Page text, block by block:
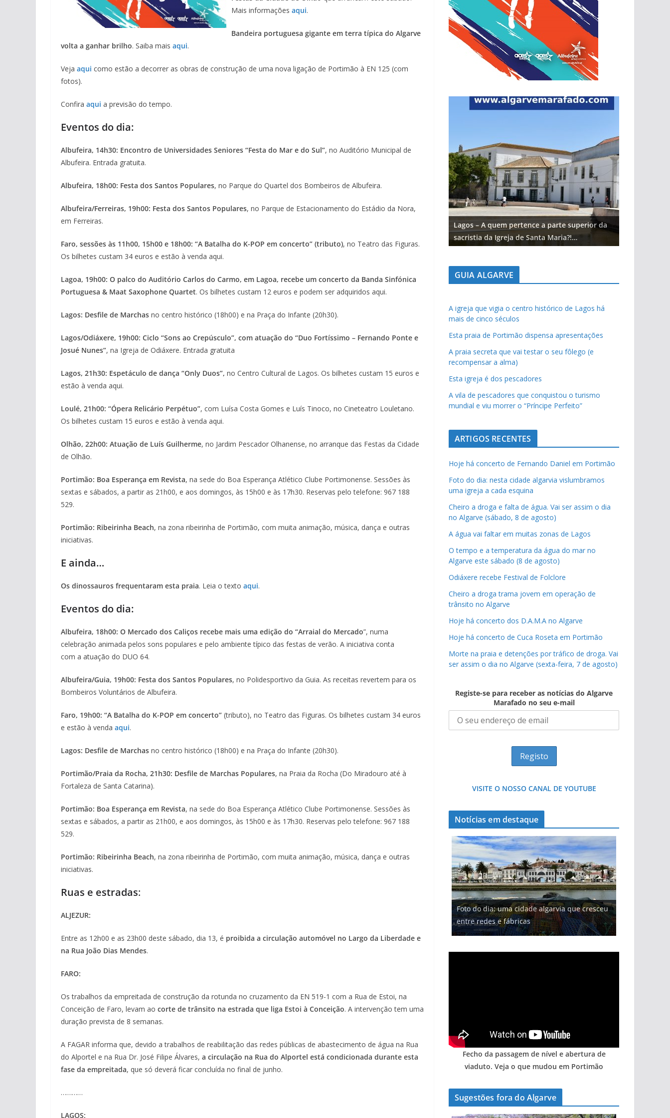
Mais informações aqui.
Bandeira portuguesa gigante em terra típica do Algarve
volta a ganhar brilho. Saiba mais aqui.
Veja aqui como estão a decorrer as obras de construção de uma nova ligação de Portimão à EN 125 (com
fotos).
Confira aqui a previsão do tempo.
Eventos do dia:
Albufeira, 14h30: Encontro de Universidades Seniores “Festa do Mar e do Sul”, no Auditório Municipal de
Albufeira. Entrada gratuita.
Albufeira, 18h00: Festa dos Santos Populares, no Parque do Quartel dos Bombeiros de Albufeira.
Albufeira/Ferreiras, 19h00: Festa dos Santos Populares, no Parque de Estacionamento do Estádio da Nora,
em Ferreiras.
Faro, sessões às 11h00, 15h00 e 18h00: “A Batalha do K-POP em concerto” (tributo), no Teatro das Figuras.
Os bilhetes custam 34 euros e estão à venda aqui.
Lagoa, 19h00: O palco do Auditório Carlos do Carmo, em Lagoa, recebe um concerto da Banda Sinfónica
Portuguesa & Maat Saxophone Quartet. Os bilhetes custam 12 euros e podem ser adquiridos aqui.
Lagos: Desfile de Marchas no centro histórico (18h00) e na Praça do Infante (20h30).
Lagos/Odiáxere, 19h00: Ciclo “Sons ao Crepúsculo”, com atuação do “Duo Fortíssimo – Fernando Ponte e
Josué Nunes”, na Igreja de Odiáxere. Entrada gratuita
Lagos, 21h30: Espetáculo de dança “Only Duos”, no Centro Cultural de Lagos. Os bilhetes custam 15 euros e
estão à venda aqui.
Loulé, 21h00: “Ópera Relicário Perpétuo”, com Luísa Costa Gomes e Luís Tinoco, no Cineteatro Louletano.
Os bilhetes custam 15 euros e estão à venda aqui.
Olhão, 22h00: Atuação de Luís Guilherme, no Jardim Pescador Olhanense, no arranque das Festas da Cidade
de Olhão.
Portimão: Boa Esperança em Revista, na sede do Boa Esperança Atlético Clube Portimonense. Sessões às
sextas e sábados, a partir as 21h00, e aos domingos, às 15h00 e às 17h30. Reservas pelo telefone: 967 188
529.
Portimão: Ribeirinha Beach, na zona ribeirinha de Portimão, com muita animação, música, dança e outras
iniciativas.
E ainda…
Os dinossauros frequentaram esta praia. Leia o texto aqui.
Eventos do dia:
Albufeira, 18h00: O Mercado dos Caliços recebe mais uma edição do “Arraial do Mercado”, numa
celebração animada pelos sons populares e pelo ambiente típico das festas de verão. A iniciativa conta
com a atuação do DUO 64.
Albufeira/Guia, 19h00: Festa dos Santos Populares, no Polidesportivo da Guia. As receitas revertem para os
Bombeiros Voluntários de Albufeira.
Faro, 19h00: “A Batalha do K-POP em concerto” (tributo), no Teatro das Figuras. Os bilhetes custam 34 euros
e estão à venda aqui.
Lagos: Desfile de Marchas no centro histórico (18h00) e na Praça do Infante (20h30).
Portimão/Praia da Rocha, 21h30: Desfile de Marchas Populares, na Praia da Rocha (Do Miradouro até à
Fortaleza de Santa Catarina).
Portimão: Boa Esperança em Revista, na sede do Boa Esperança Atlético Clube Portimonense. Sessões às
sextas e sábados, a partir as 21h00, e aos domingos, às 15h00 e às 17h30. Reservas pelo telefone: 967 188
529.
Portimão: Ribeirinha Beach, na zona ribeirinha de Portimão, com muita animação, música, dança e outras
iniciativas.
Ruas e estradas:
ALJEZUR:
Entre as 12h00 e as 23h00 deste sábado, dia 13, é proibida a circulação automóvel no Largo da Liberdade e
na Rua João Dias Mendes.
FARO:
Os trabalhos da empreitada de construção da rotunda no cruzamento da EN 519-1 com a Rua de Estoi, na
Conceição de Faro, levam ao corte de trânsito na estrada que liga Estoi à Conceição. A intervenção tem uma
duração prevista de 8 semanas.
A FAGAR informa que, devido a trabalhos de reabilitação das redes públicas de abastecimento de água na Rua
do Alportel e na Rua Dr. José Filipe Álvares, a circulação na Rua do Alportel está condicionada durante esta
fase da empreitada, que só deverá ficar concluída no final de junho.
…………
LAGOS:
Lagos – A quem pertence a parte superior da
sacristia da Igreja de Santa Maria?!…
GUIA ALGARVE
A igreja que vigia o centro histórico de Lagos há
mais de cinco séculos
Esta praia de Portimão dispensa apresentações
A praia secreta que vai testar o seu fôlego (e
recompensar a alma)
Esta igreja é dos pescadores
A vila de pescadores que conquistou o turismo
mundial e viu morrer o “Príncipe Perfeito”
ARTIGOS RECENTES
Hoje há concerto de Fernando Daniel em Portimão
Foto do dia: nesta cidade algarvia vislumbramos
uma igreja a cada esquina
Cheiro a droga e falta de água. Vai ser assim o dia
no Algarve (sábado, 8 de agosto)
A água vai faltar em muitas zonas de Lagos
O tempo e a temperatura da água do mar no
Algarve este sábado (8 de agosto)
Odiáxere recebe Festival de Folclore
Cheiro a droga trama jovem em operação de
trânsito no Algarve
Hoje há concerto dos D.A.M.A no Algarve
Hoje há concerto de Cuca Roseta em Portimão
Morte na praia e detenções por tráfico de droga. Vai
ser assim o dia no Algarve (sexta-feira, 7 de agosto)
Registe-se para receber as notícias do Algarve
Marafado no seu e-mail
VISITE O NOSSO CANAL DE YOUTUBE
Notícias em destaque
Tempestades roubam areia de praias e põem
arribas em risco no Algarve (com vídeo)
Milagre da água. Fontes emblemáticas do
Algarve voltam a ter vida (com vídeo)
Foto do dia: uma cidade algarvia que cresceu
entre redes e fábricas
Projeto milionário: investimento de 108
milhões de euros na construção de dois
hotéis (com vídeo)
Tapas do mar a 3 euros cada. Nova rota
gastronómica nasce no Algarve
Fecho da passagem de nível e abertura de
viaduto. Veja o que mudou em Portimão
Sugestões fora do Algarve